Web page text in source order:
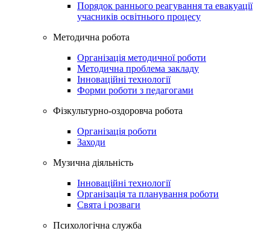
Порядок раннього реагування та евакуації
учасників освітнього процесу
Методична робота
Організація методичної роботи
Методична проблема закладу
Інноваційні технології
Форми роботи з педагогами
Фiзкультурно-оздоровча робота
Організація роботи
Заходи
Музична дiяльнiсть
Інноваційні технології
Організація та планування роботи
Свята і розваги
Психологічна служба